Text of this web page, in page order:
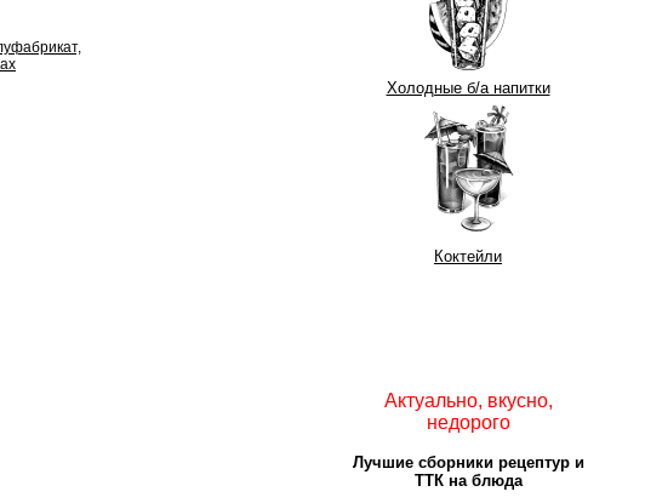
Холодные б/а напитки
Коктейли
Актуально, вкусно,
недорого
Лучшие сборники рецептур и
ТТК на блюда